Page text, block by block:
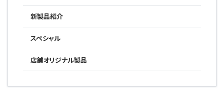
新製品紹介
スペシャル
店舗オリジナル製品